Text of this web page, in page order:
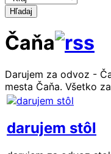
Hľadaj
Čaňa
Darujem za odvoz -
mesta Čaňa. Všetko
darujem stôl